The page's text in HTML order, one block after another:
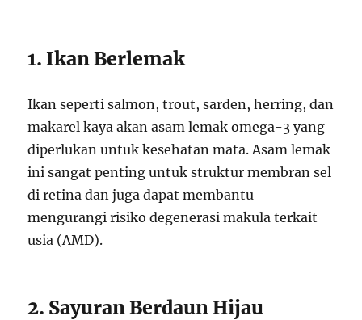
1. Ikan Berlemak
Ikan seperti salmon, trout, sarden, herring, dan
makarel kaya akan asam lemak omega-3 yang
diperlukan untuk kesehatan mata. Asam lemak
ini sangat penting untuk struktur membran sel
di retina dan juga dapat membantu
mengurangi risiko degenerasi makula terkait
usia (AMD).
2. Sayuran Berdaun Hijau